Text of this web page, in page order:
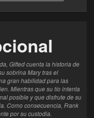
Gifted cuenta la historia de
sobrina Mary tras el
gran habilidad para las
Mientras que su tío intenta
posible y que disfrute de su
Como consecuencia, Frank
por su custodia.